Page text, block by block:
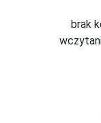
brak